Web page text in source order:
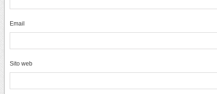
Email
Sito web